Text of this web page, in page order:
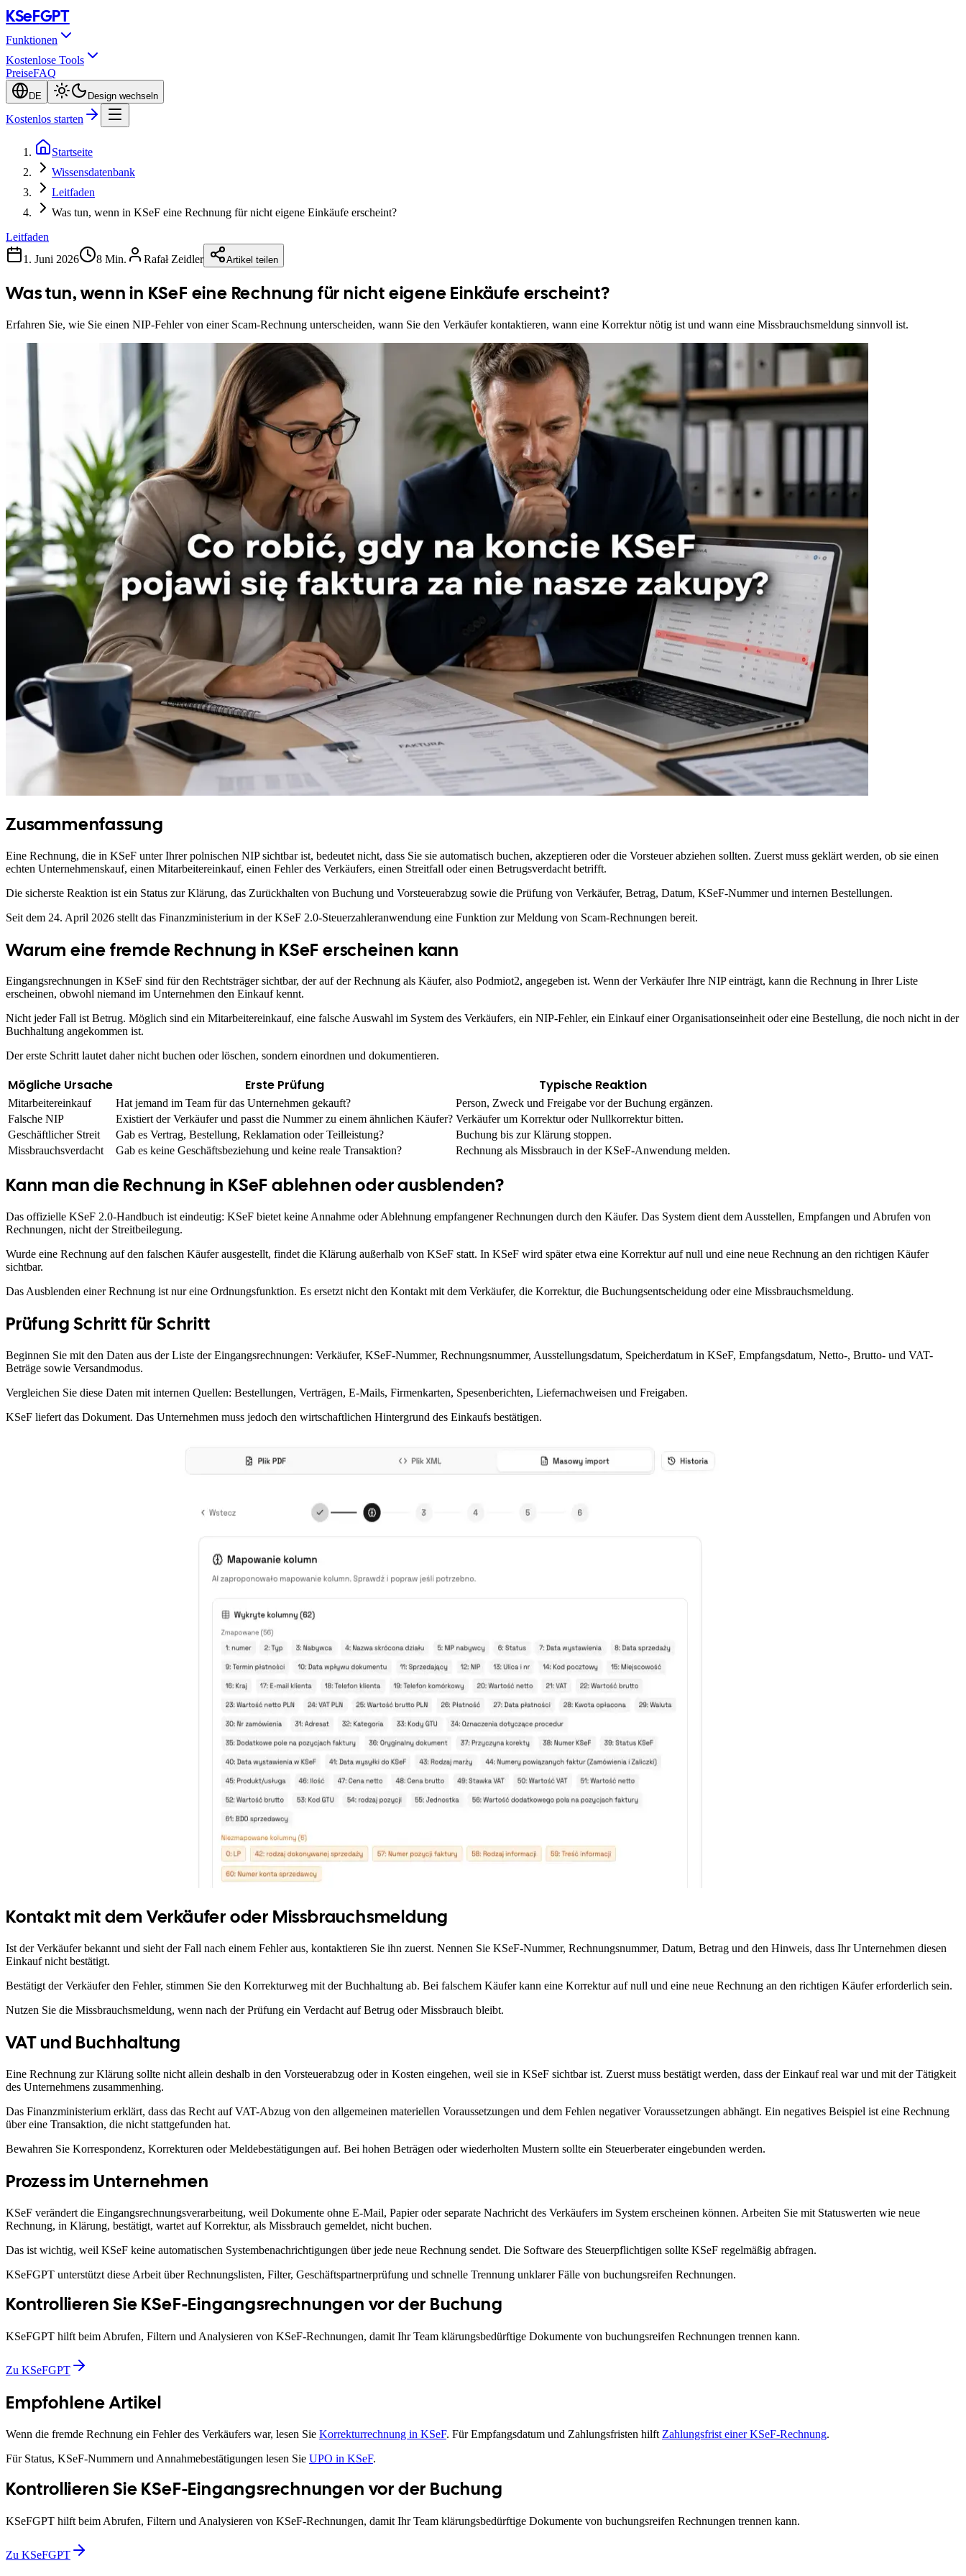
KSeFGPT
Funktionen
Kostenlose Tools
PreiseFAQ
DE Design wechseln
Kostenlos starten
Startseite
Wissensdatenbank
Leitfaden
Was tun, wenn in KSeF eine Rechnung für nicht eigene Einkäufe erscheint?
Leitfaden
1. Juni 2026
8 Min. Rafał Zeidler Artikel teilen
Was tun, wenn in KSeF eine Rechnung für nicht eigene Einkäufe erscheint?
Erfahren Sie, wie Sie einen NIP-Fehler von einer Scam-Rechnung unterscheiden, wann Sie den Verkäufer kontaktieren, wann eine Korrektur nötig ist und wann eine Missbrauchsmeldung sinnvoll ist.
Zusammenfassung
Eine Rechnung, die in KSeF unter Ihrer polnischen NIP sichtbar ist, bedeutet nicht, dass Sie sie automatisch buchen, akzeptieren oder die Vorsteuer abziehen sollten. Zuerst muss geklärt werden, ob sie einen
echten Unternehmenskauf, einen Mitarbeitereinkauf, einen Fehler des Verkäufers, einen Streitfall oder einen Betrugsverdacht betrifft.
Die sicherste Reaktion ist ein Status zur Klärung, das Zurückhalten von Buchung und Vorsteuerabzug sowie die Prüfung von Verkäufer, Betrag, Datum, KSeF-Nummer und internen Bestellungen.
Seit dem 24. April 2026 stellt das Finanzministerium in der KSeF 2.0-Steuerzahleranwendung eine Funktion zur Meldung von Scam-Rechnungen bereit.
Warum eine fremde Rechnung in KSeF erscheinen kann
Eingangsrechnungen in KSeF sind für den Rechtsträger sichtbar, der auf der Rechnung als Käufer, also Podmiot2, angegeben ist. Wenn der Verkäufer Ihre NIP einträgt, kann die Rechnung in Ihrer Liste
erscheinen, obwohl niemand im Unternehmen den Einkauf kennt.
Nicht jeder Fall ist Betrug. Möglich sind ein Mitarbeitereinkauf, eine falsche Auswahl im System des Verkäufers, ein NIP-Fehler, ein Einkauf einer Organisationseinheit oder eine Bestellung, die noch nicht in der
Buchhaltung angekommen ist.
Der erste Schritt lautet daher nicht buchen oder löschen, sondern einordnen und dokumentieren.
Mögliche Ursache Erste Prüfung Typische Reaktion
Mitarbeitereinkauf Hat jemand im Team für das Unternehmen gekauft?
Person, Zweck und Freigabe vor der Buchung ergänzen.
Falsche NIP
Existiert der Verkäufer und passt die Nummer zu einem ähnlichen Käufer? Verkäufer um Korrektur oder Nullkorrektur bitten.
Geschäftlicher Streit
Gab es Vertrag, Bestellung, Reklamation oder Teilleistung?
Buchung bis zur Klärung stoppen.
Missbrauchsverdacht
Gab es keine Geschäftsbeziehung und keine reale Transaktion? Rechnung als Missbrauch in der KSeF-Anwendung melden.
Kann man die Rechnung in KSeF ablehnen oder ausblenden?
Das offizielle KSeF 2.0-Handbuch ist eindeutig: KSeF bietet keine Annahme oder Ablehnung empfangener Rechnungen durch den Käufer. Das System dient dem Ausstellen, Empfangen und Abrufen von
Rechnungen, nicht der Streitbeilegung.
Wurde eine Rechnung auf den falschen Käufer ausgestellt, findet die Klärung außerhalb von KSeF statt. In KSeF wird später etwa eine Korrektur auf null und eine neue Rechnung an den richtigen Käufer
sichtbar.
Das Ausblenden einer Rechnung ist nur eine Ordnungsfunktion. Es ersetzt nicht den Kontakt mit dem Verkäufer, die Korrektur, die Buchungsentscheidung oder eine Missbrauchsmeldung.
Prüfung Schritt für Schritt
Beginnen Sie mit den Daten aus der Liste der Eingangsrechnungen: Verkäufer, KSeF-Nummer, Rechnungsnummer, Ausstellungsdatum, Speicherdatum in KSeF, Empfangsdatum, Netto-, Brutto- und VAT-
Beträge sowie Versandmodus.
Vergleichen Sie diese Daten mit internen Quellen: Bestellungen, Verträgen, E-Mails, Firmenkarten, Spesenberichten, Liefernachweisen und Freigaben.
KSeF liefert das Dokument. Das Unternehmen muss jedoch den wirtschaftlichen Hintergrund des Einkaufs bestätigen.
Kontakt mit dem Verkäufer oder Missbrauchsmeldung
Ist der Verkäufer bekannt und sieht der Fall nach einem Fehler aus, kontaktieren Sie ihn zuerst. Nennen Sie KSeF-Nummer, Rechnungsnummer, Datum, Betrag und den Hinweis, dass Ihr Unternehmen diesen
Einkauf nicht bestätigt.
Bestätigt der Verkäufer den Fehler, stimmen Sie den Korrekturweg mit der Buchhaltung ab. Bei falschem Käufer kann eine Korrektur auf null und eine neue Rechnung an den richtigen Käufer erforderlich sein.
Nutzen Sie die Missbrauchsmeldung, wenn nach der Prüfung ein Verdacht auf Betrug oder Missbrauch bleibt.
VAT und Buchhaltung
Eine Rechnung zur Klärung sollte nicht allein deshalb in den Vorsteuerabzug oder in Kosten eingehen, weil sie in KSeF sichtbar ist. Zuerst muss bestätigt werden, dass der Einkauf real war und mit der Tätigkeit
des Unternehmens zusammenhing.
Das Finanzministerium erklärt, dass das Recht auf VAT-Abzug von den allgemeinen materiellen Voraussetzungen und dem Fehlen negativer Voraussetzungen abhängt. Ein negatives Beispiel ist eine Rechnung
über eine Transaktion, die nicht stattgefunden hat.
Bewahren Sie Korrespondenz, Korrekturen oder Meldebestätigungen auf. Bei hohen Beträgen oder wiederholten Mustern sollte ein Steuerberater eingebunden werden.
Prozess im Unternehmen
KSeF verändert die Eingangsrechnungsverarbeitung, weil Dokumente ohne E-Mail, Papier oder separate Nachricht des Verkäufers im System erscheinen können. Arbeiten Sie mit Statuswerten wie neue
Rechnung, in Klärung, bestätigt, wartet auf Korrektur, als Missbrauch gemeldet, nicht buchen.
Das ist wichtig, weil KSeF keine automatischen Systembenachrichtigungen über jede neue Rechnung sendet. Die Software des Steuerpflichtigen sollte KSeF regelmäßig abfragen.
KSeFGPT unterstützt diese Arbeit über Rechnungslisten, Filter, Geschäftspartnerprüfung und schnelle Trennung unklarer Fälle von buchungsreifen Rechnungen.
Kontrollieren Sie KSeF-Eingangsrechnungen vor der Buchung
KSeFGPT hilft beim Abrufen, Filtern und Analysieren von KSeF-Rechnungen, damit Ihr Team klärungsbedürftige Dokumente von buchungsreifen Rechnungen trennen kann.
Zu KSeFGPT
Empfohlene Artikel
Wenn die fremde Rechnung ein Fehler des Verkäufers war, lesen Sie Korrekturrechnung in KSeF. Für Empfangsdatum und Zahlungsfristen hilft Zahlungsfrist einer KSeF-Rechnung.
Für Status, KSeF-Nummern und Annahmebestätigungen lesen Sie UPO in KSeF.
Kontrollieren Sie KSeF-Eingangsrechnungen vor der Buchung
KSeFGPT hilft beim Abrufen, Filtern und Analysieren von KSeF-Rechnungen, damit Ihr Team klärungsbedürftige Dokumente von buchungsreifen Rechnungen trennen kann.
Zu KSeFGPT